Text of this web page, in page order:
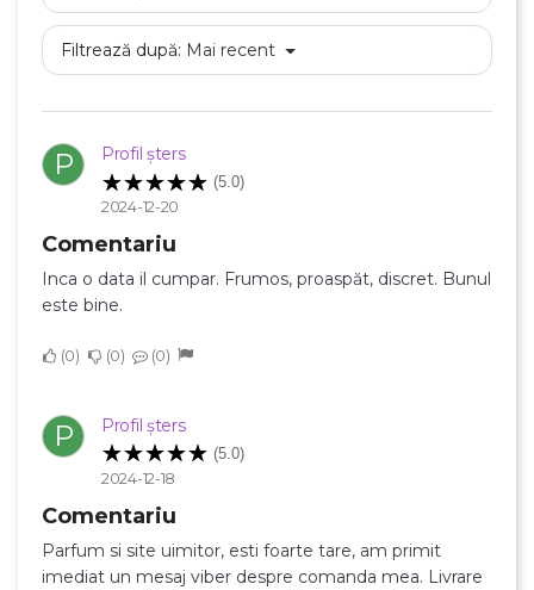
Filtrează după: Mai recent
P Profil șters
(5.0)
2024-12-20
Comentariu
Inca o data il cumpar. Frumos, proaspăt, discret. Bunul
este bine.
0 0 0
P Profil șters
(5.0)
2024-12-18
Comentariu
Parfum si site uimitor, esti foarte tare, am primit
imediat un mesaj viber despre comanda mea. Livrare
Creeaza o lista de dorinte
Numele listei de dorinte
Anuleaza